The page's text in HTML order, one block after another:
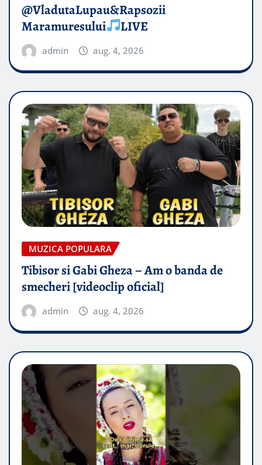
@VladutaLupau&Rapsozii
Maramuresului
LIVE
admin aug. 4, 2026
MUZICA POPULARA
Tibisor si Gabi Gheza – Am o banda de
smecheri [videoclip oficial]
admin aug. 4, 2026